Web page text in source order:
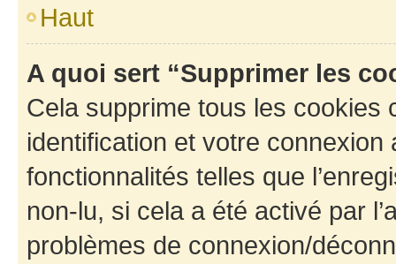
Haut
A quoi sert “Supprimer les
Cela supprime tous les cookies
identification et votre
fonctionnalités telles que
non-lu, si cela a été activé par
problèmes de connexion/